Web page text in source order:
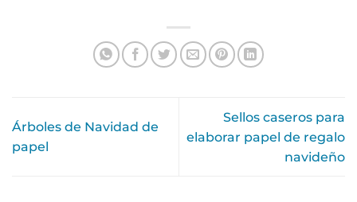
Árboles de Navidad de
papel
Sellos caseros para
elaborar papel de regalo
navideño